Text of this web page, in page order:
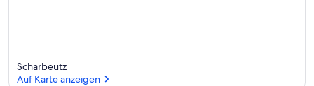
Scharbeutz
Auf Karte anzeigen